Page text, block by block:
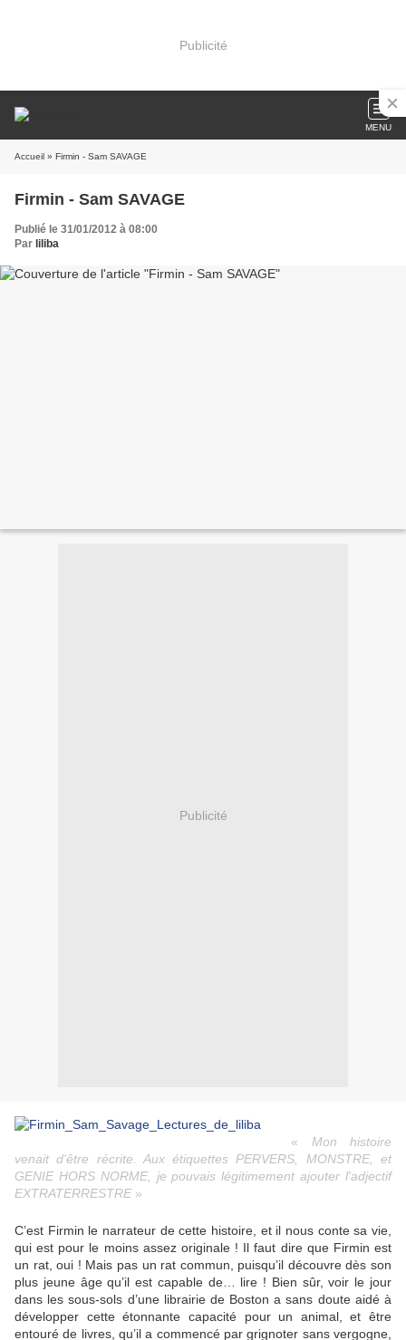
Publicité
MENU
Accueil » Firmin - Sam SAVAGE
Firmin - Sam SAVAGE
Publié le 31/01/2012 à 08:00
Par liliba
Publicité
« Mon histoire
venait d'être récrite. Aux étiquettes PERVERS, MONSTRE, et
GENIE HORS NORME, je pouvais légitimement ajouter l'adjectif
EXTRATERRESTRE »
C’est Firmin le narrateur de cette histoire, et il nous conte sa vie,
qui est pour le moins assez originale ! Il faut dire que Firmin est
un rat, oui ! Mais pas un rat commun, puisqu’il découvre dès son
plus jeune âge qu’il est capable de… lire ! Bien sûr, voir le jour
dans les sous-sols d’une librairie de Boston a sans doute aidé à
développer cette étonnante capacité pour un animal, et être
entouré de livres, qu’il a commencé par grignoter sans vergogne,